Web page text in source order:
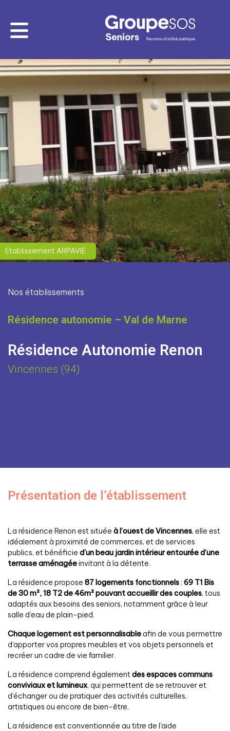
Nos établissements
Résidence autonomie – Val de Marne
Résidence Autonomie Renon
Vincennes (94)
Etablissement ARPAVIE
Présentation de l’établissement
La résidence Renon est située à l’ouest de Vincennes, elle est
idéalement à proximité de commerces, et de services
publics, et bénéficie d’un beau jardin intérieur entourée d’une
terrasse aménagéeinvitant à la détente.
La résidence propose 87 logements fonctionnels : 69 T1 Bis
de 30 m², 18 T2 de 46m²pouvant accueillir des couples, tous
adaptés aux besoins des seniors, notamment grâce à leur
salle d’eau de plain-pied.
Chaque logement est personnalisable afin de vous permettre
d’apporter vos propres meubles et vos objets personnels et
recréer un cadre de vie familier.
La résidence comprend également des espaces communs
conviviaux et lumineux, qui permettent de se retrouver et
d’échanger ou de pratiquer des activités culturelles,
artistiques ou encore de bien-être.
La résidence est conventionnée au titre de l’aide